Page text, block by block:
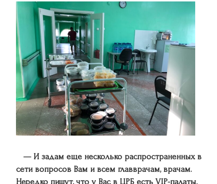
— И задам еще несколько распространенных в
сети вопросов Вам и всем главврачам, врачам.
Нередко пишут, что у Вас в ЦРБ есть VIP-палаты.